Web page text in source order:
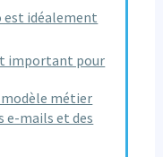
est idéalement
important pour
métier
e-mails et des